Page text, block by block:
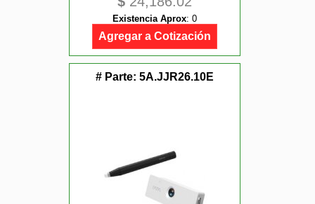
Existencia Aprox: 0
Agregar a Cotización
# Parte: 5A.JJR26.10E